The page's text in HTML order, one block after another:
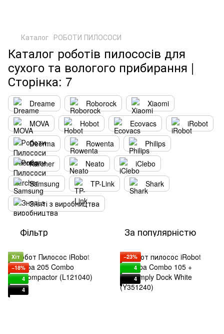
Каталог РОБОТИ ПИЛОСОСИ
Каталог роботів пилососів для
сухого та вологого прибирання |
Сторінка: 7
Dreame Roborock
Xiaomi
MOVA
Hobot Ecovacs
iRobot
Deerma
Rowenta
Philips
Karcher
Neato
iClebo
Samsung
TP-Link
Shark
Зняті з виробництва
Фільтр За популярністю
Хіт
−18%
4
4
−23%
4
4